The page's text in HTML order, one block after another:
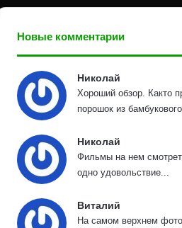
Новые комментарии
Николай
Хороший обзор. Както
порошок из
Николай
Фильмы на нем
одно удовольствие...
Виталий
На самом верхнем